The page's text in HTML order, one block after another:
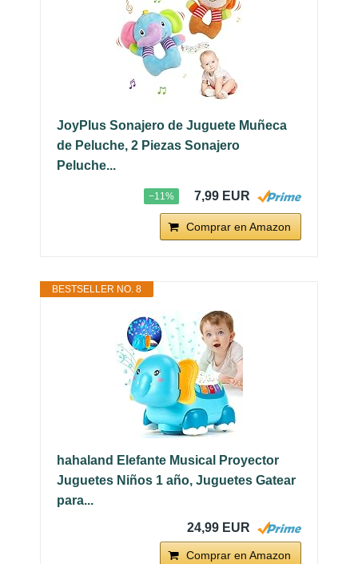
JoyPlus Sonajero de Juguete Muñeca
de Peluche, 2 Piezas Sonajero
Peluche...
−11% 7,99 EUR
Comprar en Amazon
BESTSELLER NO. 8
hahaland Elefante Musical Proyector
Juguetes Niños 1 año, Juguetes Gatear
para...
24,99 EUR
Comprar en Amazon